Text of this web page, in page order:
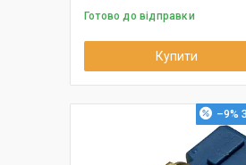
Готово до відправки
Купити
–9%